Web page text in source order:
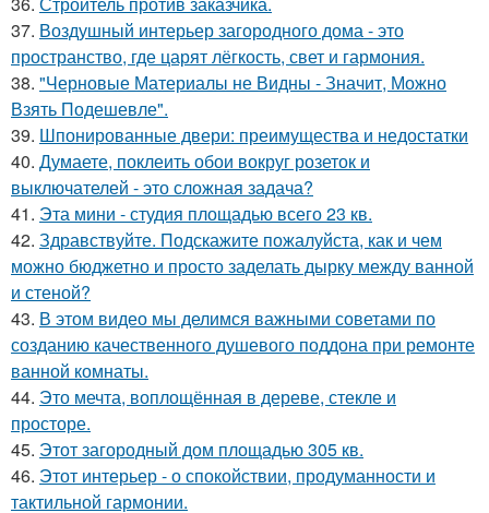
37. Воздушный интерьер загородного дома - это
пространство, где царят лёгкость, свет и гармония.
38. "Черновые Материалы не Видны - Значит, Можно
Взять Подешевле".
39. Шпонированные двери: преимущества и недостатки
40. Думаете, поклеить обои вокруг розеток и
выключателей - это сложная задача?
41. Эта мини - студия площадью всего 23 кв.
42. Здравствуйте. Подскажите пожалуйста, как и чем
можно бюджетно и просто заделать дырку между ванной
и стеной?
43. В этом видео мы делимся важными советами по
созданию качественного душевого поддона при ремонте
ванной комнаты.
44. Это мечта, воплощённая в дереве, стекле и
просторе.
45. Этот загородный дом площадью 305 кв.
46. Этот интерьер - о спокойствии, продуманности и
тактильной гармонии.